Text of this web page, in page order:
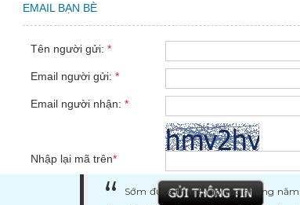
EMAIL BẠN BÈ
Tên người gửi: *
Email người gửi: *
Email người nhận: *
Nhập lại mã trên*
Sớm được thành lập vào những